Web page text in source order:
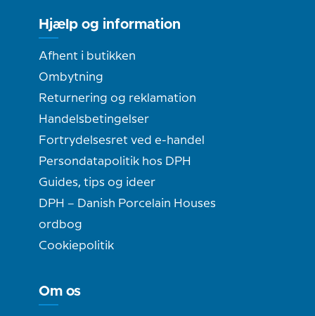
Hjælp og information
Afhent i butikken
Ombytning
Returnering og reklamation
Handelsbetingelser
Fortrydelsesret ved e-handel
Persondatapolitik hos DPH
Guides, tips og ideer
DPH – Danish Porcelain Houses
ordbog
Cookiepolitik
Om os